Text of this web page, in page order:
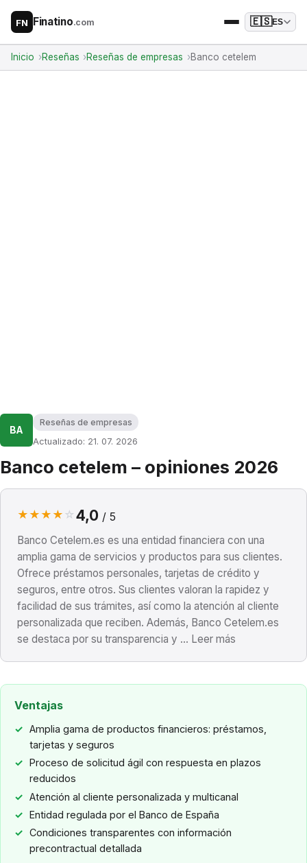
FN Finatino.com 🇪🇸ES
Inicio Reseñas Reseñas de empresas Banco cetelem
BA
Reseñas de empresas
Actualizado: 21. 07. 2026
Banco cetelem – opiniones 2026
★ ★ ★ ★ ☆ 4,0 / 5
Banco Cetelem.es es una entidad financiera con una
amplia gama de servicios y productos para sus clientes.
Ofrece préstamos personales, tarjetas de crédito y
seguros, entre otros. Sus clientes valoran la rapidez y
facilidad de sus trámites, así como la atención al cliente
personalizada que reciben. Además, Banco Cetelem.es
se destaca por su transparencia y ... Leer más
Ventajas
Amplia gama de productos financieros: préstamos,
tarjetas y seguros
Proceso de solicitud ágil con respuesta en plazos
reducidos
Atención al cliente personalizada y multicanal
Entidad regulada por el Banco de España
Condiciones transparentes con información
precontractual detallada